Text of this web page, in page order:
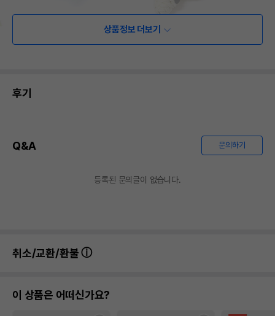
상품정보 더보기
후기
Q&A 문의하기
등록된 문의글이 없습니다.
취소/교환/환불
이 상품은 어떠신가요?